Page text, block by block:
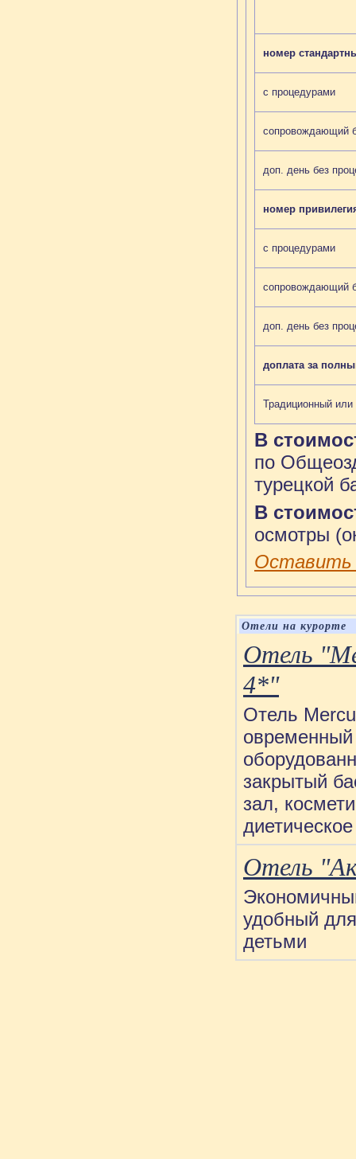
номер
с процедурами
сопровождающий
доп. день без
номер
с процедурами
сопровождающий
доп. день без
доплата за
Традиционный или
В
по
турецкой
В
осмотры
Оставить
Отели на курорте
Отель
4*"
Отель
овременный
закрытый
зал,
Отель
удобный
детьми